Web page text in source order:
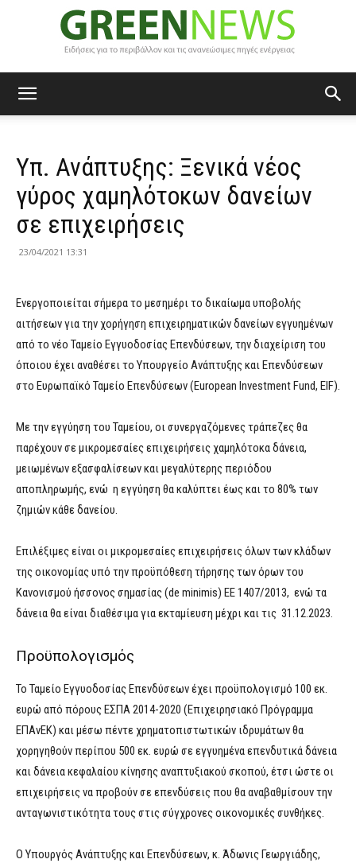
News
Υπ. Ανάπτυξης: Ξενικά νέος
γύρος χαμηλότοκων δανείων
σε επιχειρήσεις
23/04/2021 13:31
Ενεργοποιείται σήμερα το μεσημέρι το δικαίωμα υποβολής
αιτήσεων για την χορήγηση επιχειρηματικών δανείων εγγυημένων
από το νέο Ταμείο Εγγυοδοσίας Επενδύσεων, την διαχείριση του
όποιου έχει αναθέσει το Υπουργείο Ανάπτυξης και Επενδύσεων
στο Ευρωπαϊκό Ταμείο Επενδύσεων (European Investment Fund, EIF).
Με την εγγύηση του Ταμείου, οι συνεργαζόμενες τράπεζες θα
παρέχουν σε μικρομεσαίες επιχειρήσεις χαμηλότοκα δάνεια,
μειωμένων εξασφαλίσεων και μεγαλύτερης περιόδου
αποπληρωμής, ενώ η εγγύηση θα καλύπτει έως και το 80% των
ζημιών κάθε δανείου.
Επιλέξιμες είναι οι μικρομεσαίες επιχειρήσεις όλων των κλάδων
της οικονομίας υπό την προϋπόθεση τήρησης των όρων του
Κανονισμού ήσσονος σημασίας (de minimis) EE 1407/2013, ενώ τα
δάνεια θα είναι διαθέσιμα για εκταμίευση μέχρι και τις 31.12.2023.
Προϋπολογισμός
Το Ταμείο Εγγυοδοσίας Επενδύσεων έχει προϋπολογισμό 100 εκ.
ευρώ από πόρους ΕΣΠΑ 2014-2020 (Επιχειρησιακό Πρόγραμμα
ΕΠΑνΕΚ) και μέσω πέντε χρηματοπιστωτικών ιδρυμάτων θα
χορηγηθούν περίπου 500 εκ. ευρώ σε εγγυημένα επενδυτικά δάνεια
και δάνεια κεφαλαίου κίνησης αναπτυξιακού σκοπού, έτσι ώστε οι
επιχειρήσεις να προβούν σε επενδύσεις που θα αναβαθμίσουν την
ανταγωνιστικότητα τους στις σύγχρονες οικονομικές συνθήκες.
Ο Υπουργός Ανάπτυξης και Επενδύσεων, κ. Άδωνις Γεωργιάδης,